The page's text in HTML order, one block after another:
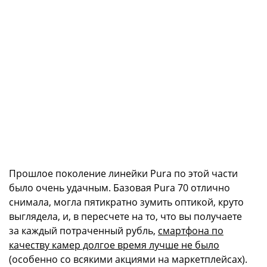
Прошлое поколение линейки Pura по этой части
было очень удачным. Базовая Pura 70 отлично
снимала, могла пятикратно зумить оптикой, круто
выглядела, и, в пересчете на то, что вы получаете
за каждый потраченный рубль, смартфона по
качеству камер долгое время лучше не было
(особенно со всякими акциями на маркетплейсах).